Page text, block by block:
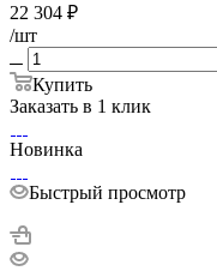
22 304 ₽
/шт
Купить
Заказать в 1 клик
Новинка
Быстрый просмотр